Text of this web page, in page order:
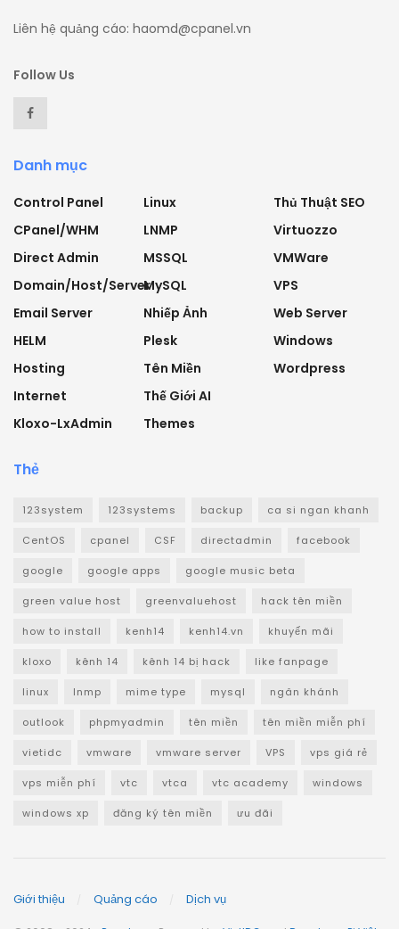
Liên hệ quảng cáo: haomd@cpanel.vn
Follow Us
Danh mục
Control Panel
CPanel/WHM
Direct Admin
Domain/Host/Server
Email Server
HELM
Hosting
Internet
Kloxo-LxAdmin
Linux
LNMP
MSSQL
MySQL
Nhiếp Ảnh
Plesk
Tên Miền
Thế Giới AI
Themes
Thủ Thuật SEO
Virtuozzo
VMWare
VPS
Web Server
Windows
Wordpress
Thẻ
123system 123systems backup ca si ngan khanh
CentOS cpanel CSF directadmin facebook
google google apps google music beta
green value host greenvaluehost hack tên miền
how to install kenh14 kenh14.vn khuyến mãi
kloxo kênh 14 kênh 14 bị hack like fanpage
linux lnmp mime type mysql ngân khánh
outlook phpmyadmin tên miền tên miền miễn phí
vietidc vmware vmware server VPS vps giá rẻ
vps miễn phí vtc vtca vtc academy windows
windows xp đăng ký tên miền ưu đãi
Giới thiệu Quảng cáo Dịch vụ